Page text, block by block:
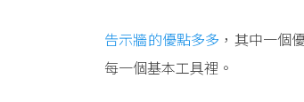
告示牆的優點多多 ，其中一個
每一個基本工具裡。